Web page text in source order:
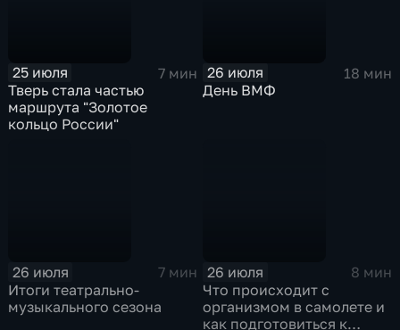
25 июля
7 мин
Тверь стала частью
маршрута "Золотое
кольцо России"
26 июля
18 мин
День ВМФ
26 июля
7 мин
Итоги театрально-
музыкального сезона
26 июля
8 мин
Что происходит с
организмом в самолете и
как подготовиться к